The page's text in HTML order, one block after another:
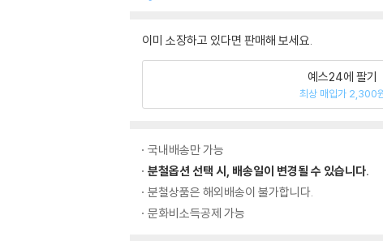
이미 소장하고 있다면 판매해 보세요.
예스24에 팔기
최상 매입가 2,300
국내배송만 가능
분철옵션 선택 시, 배송일이 변경될 수 있습니다.
분철상품은 해외배송이 불가합니다.
문화비소득공제 가능